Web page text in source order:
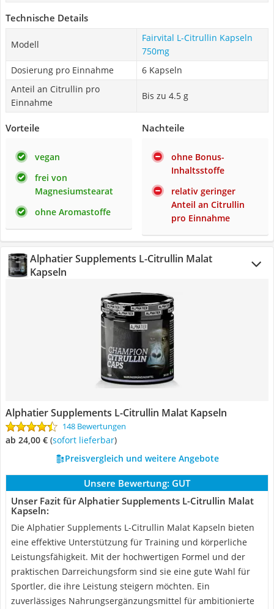
Technische Details
Modell
Fairvital L-Citrullin Kapseln
750mg
Dosierung pro Einnahme
6 Kapseln
Anteil an Citrullin pro
Einnahme
Bis zu 4.5 g
Vorteile
vegan
frei von
Magnesiumstearat
ohne Aromastoffe
Nachteile
ohne Bonus-
Inhaltsstoffe
relativ geringer
Anteil an Citrullin
pro Einnahme
Alphatier Supplements L-Citrullin Malat
Kapseln
Alphatier Supplements L-Citrullin Malat Kapseln
148 Bewertungen
ab 24,00 € ( Sofort lieferbar)
Preisvergleich und weitere Angebote
Unsere Bewertung: GUT
Unser Fazit für Alphatier Supplements L-Citrullin Malat
Kapseln:
Die Alphatier Supplements L-Citrullin Malat Kapseln bieten
eine effektive Unterstützung für Training und körperliche
Leistungsfähigkeit. Mit der hochwertigen Formel und der
praktischen Darreichungsform sind sie eine gute Wahl für
Sportler, die ihre Leistung steigern möchten. Ein
zuverlässiges Nahrungsergänzungsmittel für ambitionierte